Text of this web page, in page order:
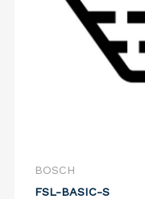
BOSCH
FSL-BASIC-S